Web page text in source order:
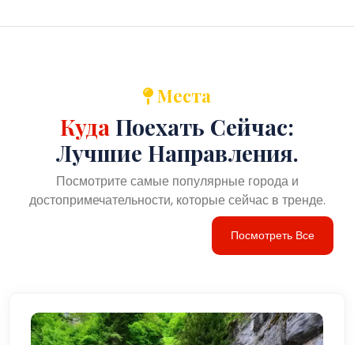
Места
Куда Поехать Сейчас:
Лучшие Направления.
Посмотрите самые популярные города и
достопримечательности, которые сейчас в тренде.
Посмотреть Все